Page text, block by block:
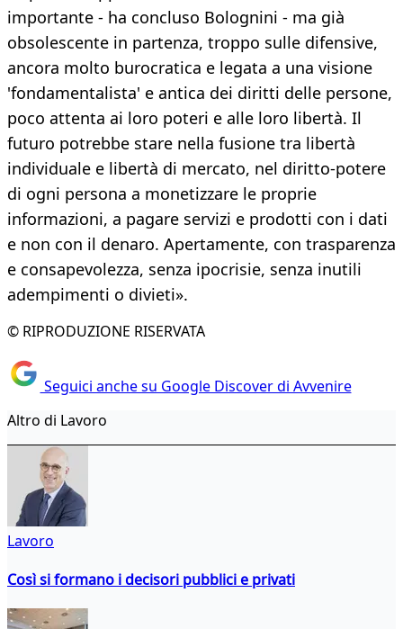
importante - ha concluso Bolognini - ma già
obsolescente in partenza, troppo sulle difensive,
ancora molto burocratica e legata a una visione
'fondamentalista' e antica dei diritti delle persone,
poco attenta ai loro poteri e alle loro libertà. Il
futuro potrebbe stare nella fusione tra libertà
individuale e libertà di mercato, nel diritto-potere
di ogni persona a monetizzare le proprie
informazioni, a pagare servizi e prodotti con i dati
e non con il denaro. Apertamente, con trasparenza
e consapevolezza, senza ipocrisie, senza inutili
adempimenti o divieti».
© RIPRODUZIONE RISERVATA
Seguici anche su Google Discover di Avvenire
Altro di Lavoro
Lavoro
Così si formano i decisori pubblici e privati